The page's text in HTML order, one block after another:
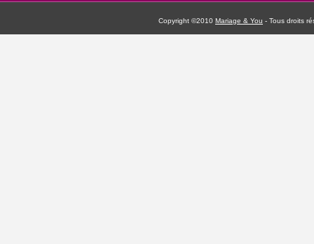
Copyright ©2010 Mariage & You - Tous droits